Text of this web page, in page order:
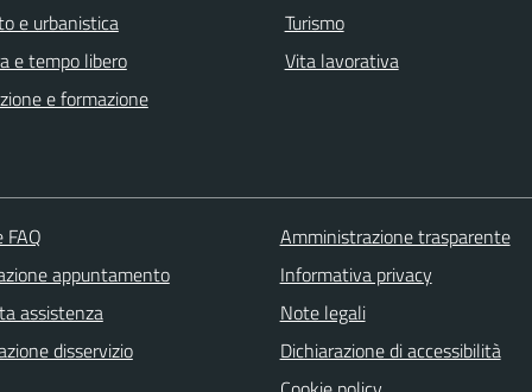
e urbanistica
e tempo libero
e formazione
Turismo
Vita lavorativa
FAQ
appuntamento
assistenza
disservizio
Amministrazione trasparente
Informativa privacy
Note legali
Dichiarazione di accessibilità